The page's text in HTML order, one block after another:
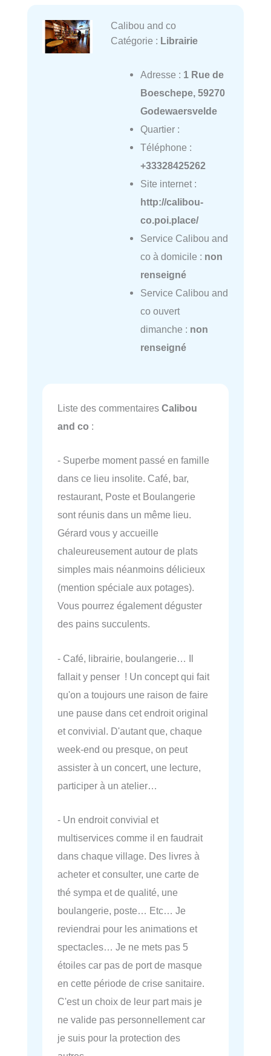
Calibou and co
Catégorie : Librairie
Adresse : 1 Rue de
Boeschepe, 59270
Godewaersvelde
Quartier :
Téléphone :
+33328425262
Site internet :
http://calibou-
co.poi.place/
Service Calibou and
co à domicile : non
renseigné
Service Calibou and
co ouvert
dimanche : non
renseigné
Liste des commentaires Calibou
and co :
- Superbe moment passé en famille
dans ce lieu insolite. Café, bar,
restaurant, Poste et Boulangerie
sont réunis dans un même lieu.
Gérard vous y accueille
chaleureusement autour de plats
simples mais néanmoins délicieux
(mention spéciale aux potages).
Vous pourrez également déguster
des pains succulents.
- Café, librairie, boulangerie… Il
fallait y penser ! Un concept qui fait
qu'on a toujours une raison de faire
une pause dans cet endroit original
et convivial. D'autant que, chaque
week-end ou presque, on peut
assister à un concert, une lecture,
participer à un atelier…
- Un endroit convivial et
multiservices comme il en faudrait
dans chaque village. Des livres à
acheter et consulter, une carte de
thé sympa et de qualité, une
boulangerie, poste… Etc… Je
reviendrai pour les animations et
spectacles… Je ne mets pas 5
étoiles car pas de port de masque
en cette période de crise sanitaire.
C'est un choix de leur part mais je
ne valide pas personnellement car
je suis pour la protection des